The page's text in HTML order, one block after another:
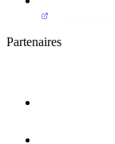
Partenaires